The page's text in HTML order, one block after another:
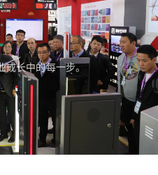
成长中的每一步。